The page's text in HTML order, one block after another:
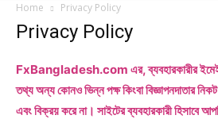
Home Privacy Policy
Privacy Policy
FxBangladesh.com এর, ব্যবহারকারীর
তথ্য অন্য কোনও ভিন্ন পক্ষ কিংবা বিজ্ঞাপনদাতার
এবং বিক্রয় করে না। সাইটের ব্যবহারকারী হিসাবে